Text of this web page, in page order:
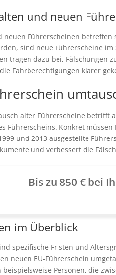
und neuen
neuen Führerscheinen
sind neue Führerscheine
tragen dazu bei,
Fahrberechtigungen klarer
alter Führerscheine
Führerscheins. Konkret
und 2013 ausgestellte
und verbessert die
Bis zu 850 € bei
im Überblick
spezifische Fristen und
neuen EU-Führerschein
Personen, die